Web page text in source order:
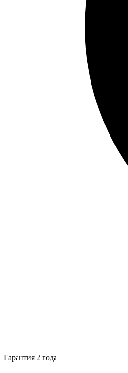
Гарантия 2 года